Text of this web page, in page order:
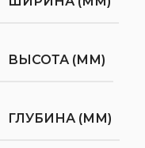
ВЫСОТА (ММ)
ГЛУБИНА (ММ)